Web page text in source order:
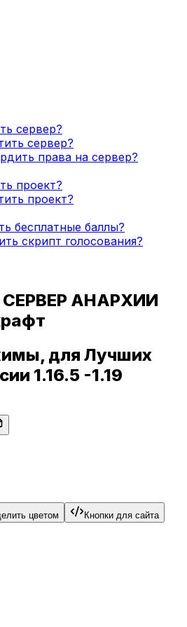
сервер?
сервер?
права на сервер?
проект?
проект?
бесплатные баллы?
скрипт голосования?
СЕРВЕР АНАРХИИ
для Лучших
1.16.5 -1.19
цветом Кнопки для сайта